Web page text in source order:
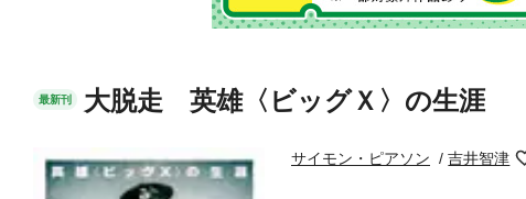
最新刊 大脱走 英雄〈ビッグＸ〉の生涯
サイモン・ピアソン 吉井智津